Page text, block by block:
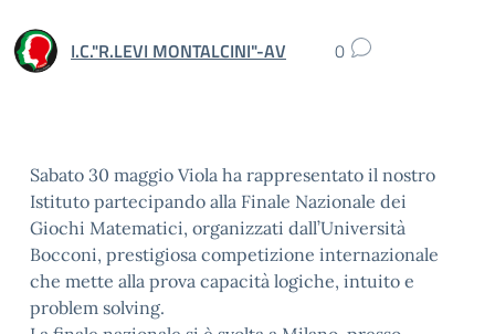
I.C."R.LEVI MONTALCINI"-AV 0
Sabato 30 maggio Viola ha rappresentato il nostro
Istituto partecipando alla Finale Nazionale dei
Giochi Matematici, organizzati dall’Università
Bocconi, prestigiosa competizione internazionale
che mette alla prova capacità logiche, intuito e
problem solving.